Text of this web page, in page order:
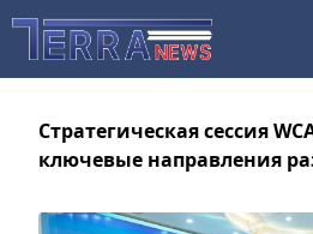
Стратегическая сессия
ключевые направления